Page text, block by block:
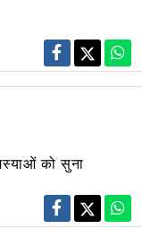
को सुना